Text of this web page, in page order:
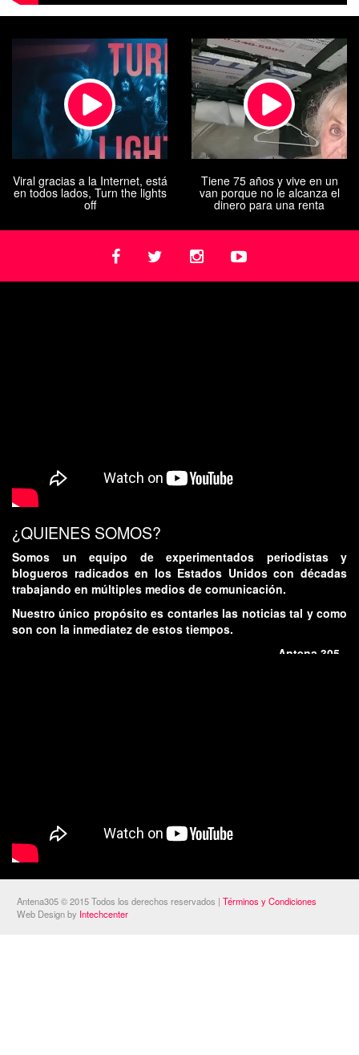
Viral gracias a la Internet, está
en todos lados, Turn the lights
off
Tiene 75 años y vive en un
van porque no le alcanza el
dinero para una renta
¿QUIENES SOMOS?
Somos un equipo de experimentados periodistas y
blogueros radicados en los Estados Unidos con décadas
trabajando en múltiples medios de comunicación.
Nuestro único propósito es contarles las noticias tal y como
son con la inmediatez de estos tiempos.
- Antena 305 -
Antena305 © 2015 Todos los derechos reservados | Términos y Condiciones
Web Design by Intechcenter